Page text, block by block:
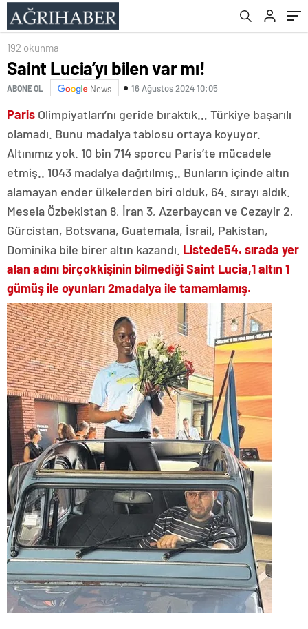
192 okunma
Saint Lucia’yı bilen var mı!
ABONE OL News 16 Ağustos 2024 10:05
Paris Olimpiyatları’nı geride bıraktık… Türkiye başarılı
olamadı. Bunu madalya tablosu ortaya koyuyor.
Altınımız yok. 10 bin 714 sporcu Paris’te mücadele
etmiş.. 1043 madalya dağıtılmış.. Bunların içinde altın
alamayan ender ülkelerden biri olduk, 64. sırayı aldık.
Mesela Özbekistan 8, İran 3, Azerbaycan ve Cezayir 2,
Gürcistan, Botsvana, Guatemala, İsrail, Pakistan,
Dominika bile birer altın kazandı. Listede54. sırada yer
alan adını birçokkişinin bilmediği Saint Lucia,1 altın 1
gümüş ile oyunları 2madalya ile tamamlamış.